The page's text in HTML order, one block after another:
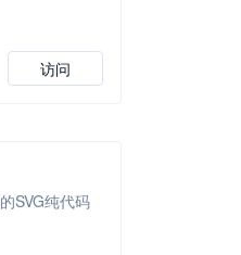
访问
SVG纯代码